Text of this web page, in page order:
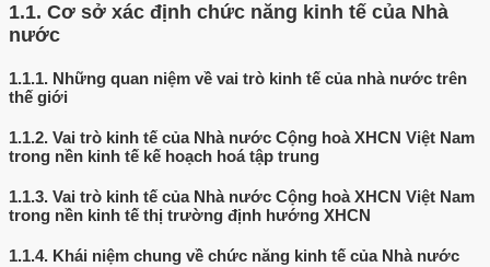
1.1. Cơ sở xác định chức năng kinh tế của Nhà
nước
1.1.1. Những quan niệm về vai trò kinh tế của nhà nước trên
thế giới
1.1.2. Vai trò kinh tế của Nhà nước Cộng hoà XHCN Việt Nam
trong nền kinh tế kế hoạch hoá tập trung
1.1.3. Vai trò kinh tế của Nhà nước Cộng hoà XHCN Việt Nam
trong nền kinh tế thị trường định hướng XHCN
1.1.4. Khái niệm chung về chức năng kinh tế của Nhà nước